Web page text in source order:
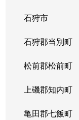
石狩市
石狩郡当別町
松前郡松前町
上磯郡知内町
亀田郡七飯町